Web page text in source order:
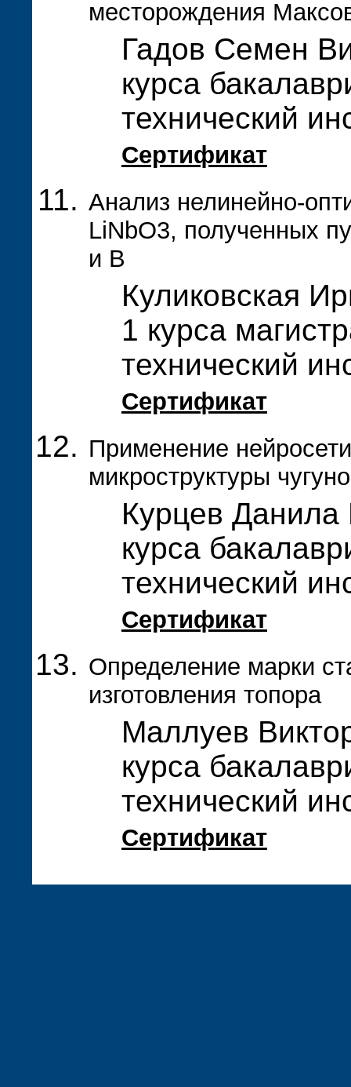
месторождения
Гадов Семен
курса
технический
Сертификат
Анализ нелинейно-
LiNbO3, полученных
и B
Куликовская
1 курса
технический
Сертификат
Применение
микроструктуры
Курцев Данила
курса
технический
Сертификат
Определение марки
изготовления топора
Маллуев
курса
технический
Сертификат